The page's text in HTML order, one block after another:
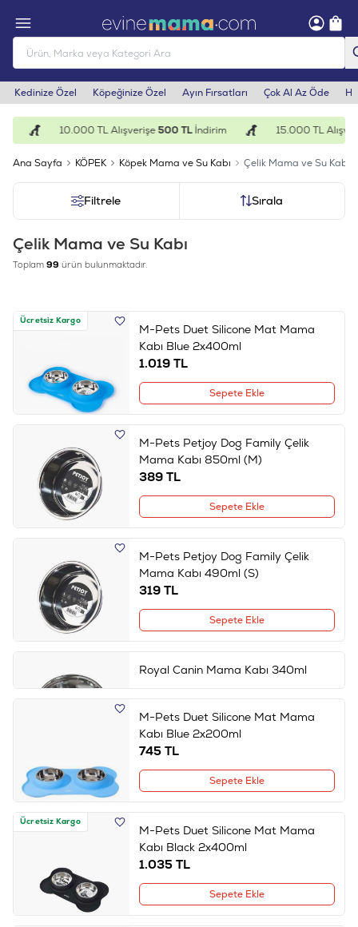
Kedinize Özel Köpeğinize Özel Ayın Fırsatları Çok Al Az Öde
10.000 TL Alışverişe500 TLİndirim 15.000 TL
Ana Sayfa KÖPEK Köpek Mama ve Su Kabı Çelik Mama ve Su Kabı
Filtrele Sırala
Çelik Mama ve Su Kabı
Toplam 99 ürün bulunmaktadır.
Ücretsiz Kargo
M-Pets Duet Silicone Mat Mama
Kabı Blue 2x400ml
1.019TL
Sepete Ekle
M-Pets Petjoy Dog Family Çelik
Mama Kabı 850ml (M)
389TL
Sepete Ekle
M-Pets Petjoy Dog Family Çelik
Mama Kabı 490ml (S)
319TL
Sepete Ekle
Royal Canin Mama Kabı 340ml
M-Pets Duet Silicone Mat Mama
Kabı Blue 2x200ml
745TL
Sepete Ekle
Ücretsiz Kargo
M-Pets Duet Silicone Mat Mama
Kabı Black 2x400ml
1.035TL
Sepete Ekle